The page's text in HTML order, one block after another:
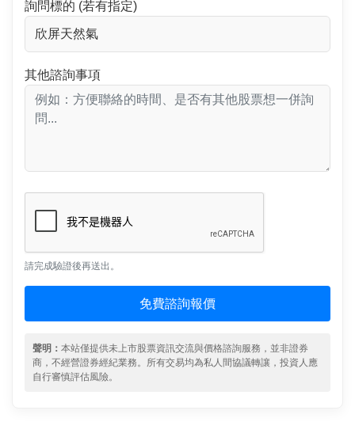
詢問標的 (若有指定)
其他諮詢事項
請完成驗證後再送出。
免費諮詢報價
聲明： 本站僅提供未上市股票資訊交流與價格諮詢服務，並非證券
商，不經營證券經紀業務。所有交易均為私人間協議轉讓，投資人應
自行審慎評估風險。